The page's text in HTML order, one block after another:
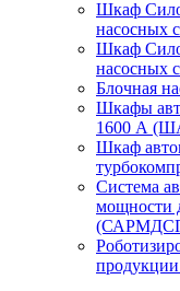
Шкаф
насосных
Шкаф
насосных
Блочная
Шкафы
1600 А
Шкаф
Система
мощности